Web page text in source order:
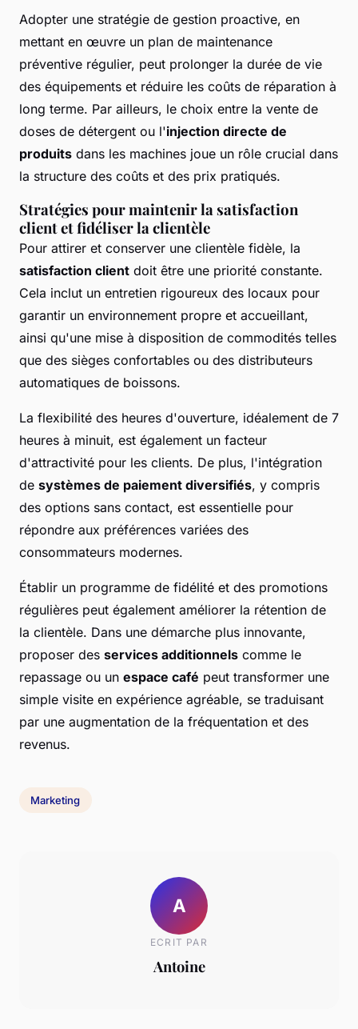
Adopter une stratégie de gestion proactive, en
mettant en œuvre un plan de maintenance
préventive régulier, peut prolonger la durée de vie
des équipements et réduire les coûts de réparation à
long terme. Par ailleurs, le choix entre la vente de
doses de détergent ou l'injection directe de
produits dans les machines joue un rôle crucial dans
la structure des coûts et des prix pratiqués.
Stratégies pour maintenir la satisfaction
client et fidéliser la clientèle
Pour attirer et conserver une clientèle fidèle, la
satisfaction client doit être une priorité constante.
Cela inclut un entretien rigoureux des locaux pour
garantir un environnement propre et accueillant,
ainsi qu'une mise à disposition de commodités telles
que des sièges confortables ou des distributeurs
automatiques de boissons.
La flexibilité des heures d'ouverture, idéalement de 7
heures à minuit, est également un facteur
d'attractivité pour les clients. De plus, l'intégration
de systèmes de paiement diversifiés, y compris
des options sans contact, est essentielle pour
répondre aux préférences variées des
consommateurs modernes.
Établir un programme de fidélité et des promotions
régulières peut également améliorer la rétention de
la clientèle. Dans une démarche plus innovante,
proposer des services additionnels comme le
repassage ou un espace café peut transformer une
simple visite en expérience agréable, se traduisant
par une augmentation de la fréquentation et des
revenus.
Marketing
A
ECRIT PAR
Antoine